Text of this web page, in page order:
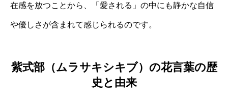
在感を放つことから、「愛される」の中にも静かな自信
や優しさが含まれて感じられるのです。
紫式部（ムラサキシキブ）の花言葉の歴
史と由来